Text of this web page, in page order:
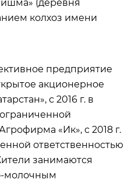
(деревня
колхоз имени
предприятие
акционерное
с 2016 г. в
«Ик», с 2018 г.
ответственностью
занимаются
молочным